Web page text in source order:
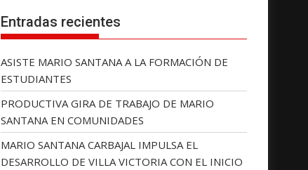
Entradas recientes
ASISTE MARIO SANTANA A LA FORMACIÓN DE
ESTUDIANTES
PRODUCTIVA GIRA DE TRABAJO DE MARIO
SANTANA EN COMUNIDADES
MARIO SANTANA CARBAJAL IMPULSA EL
DESARROLLO DE VILLA VICTORIA CON EL INICIO